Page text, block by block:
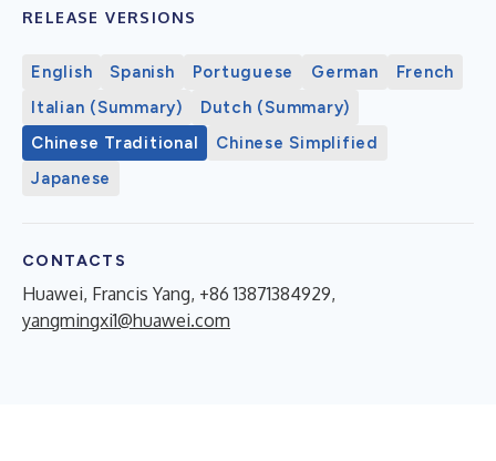
RELEASE VERSIONS
English Spanish Portuguese German
French
Italian (Summary)
Dutch (Summary)
Chinese Traditional
Chinese Simplified
Japanese
CONTACTS
Huawei, Francis Yang, +86 13871384929,
yangmingxi1@huawei.com